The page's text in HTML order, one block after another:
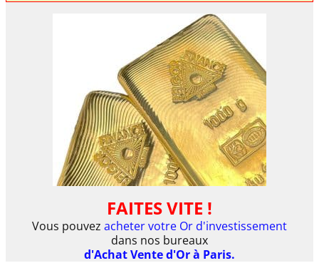
FAITES VITE !
Vous pouvez acheter votre Or d'investissement
dans nos bureaux
d'Achat Vente d'Or à Paris.